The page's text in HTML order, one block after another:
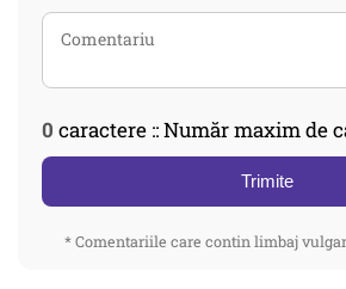
0 caractere :: Număr maxim de
Trimite
* Comentariile care contin limbaj